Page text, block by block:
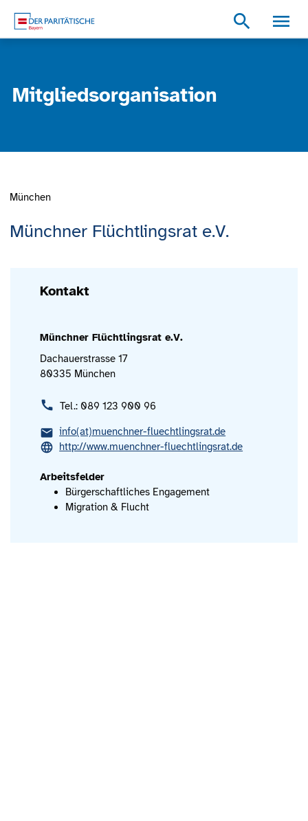
search
Mitgliedsorganisation
Münchner Flüchtlingsrat e.V.
München
Kontakt
Münchner Flüchtlingsrat e.V.
Dachauerstrasse 17
80335 München
Tel.: 089 123 900 96
info(at)muenchner-fluechtlingsrat.de
http://www.muenchner-fluechtlingsrat.de
Arbeitsfelder
Bürgerschaftliches Engagement
Migration & Flucht